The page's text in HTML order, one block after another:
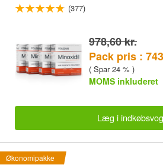
(377)
978,60 kr.
Pack pris :
( Spar 24 % )
MOMS inkluderet
Læg i
Økonomipakke